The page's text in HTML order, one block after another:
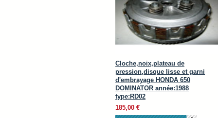
Cloche,noix,plateau de
pression,disque lisse et garni
d'embrayage HONDA 650
DOMINATOR année:1988
type:RD02
185,00 €